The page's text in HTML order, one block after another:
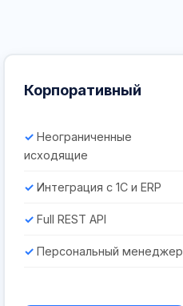
Корпоративный
Неограниченные
исходящие
Интеграция с 1С и ERP
Full REST API
Персональный менеджер